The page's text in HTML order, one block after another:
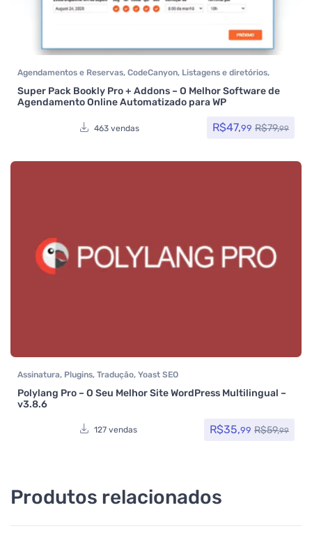
Agendamentos e Reservas, CodeCanyon, Listagens e diretórios,
Plugins
Todos os itens
Super Pack Bookly Pro + Addons – O Melhor Software de
Agendamento Online Automatizado para WP
463 vendas R$47,99 R$79,99
Assinatura, Plugins, Tradução, Yoast SEO
Polylang Pro – O Seu Melhor Site WordPress Multilingual –
v3.8.6
127 vendas R$35,99 R$59,99
Produtos relacionados